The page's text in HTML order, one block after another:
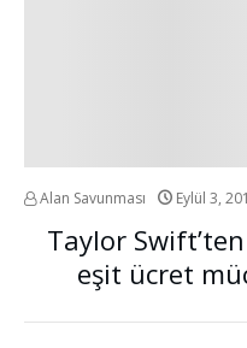
Alan Savunması Eylül 3,
Taylor
eşit ücret